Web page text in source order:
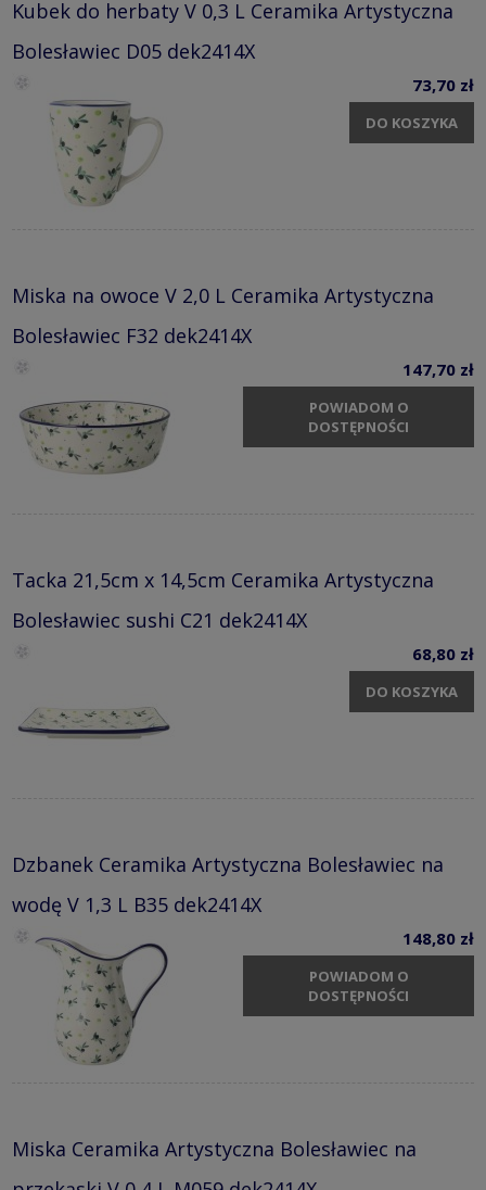
Kubek do herbaty V 0,3 L Ceramika Artystyczna
Bolesławiec D05 dek2414X
73,70 zł
DO KOSZYKA
Miska na owoce V 2,0 L Ceramika Artystyczna
Bolesławiec F32 dek2414X
147,70 zł
POWIADOM O
DOSTĘPNOŚCI
Tacka 21,5cm x 14,5cm Ceramika Artystyczna
Bolesławiec sushi C21 dek2414X
68,80 zł
DO KOSZYKA
Dzbanek Ceramika Artystyczna Bolesławiec na
wodę V 1,3 L B35 dek2414X
148,80 zł
POWIADOM O
DOSTĘPNOŚCI
Miska Ceramika Artystyczna Bolesławiec na